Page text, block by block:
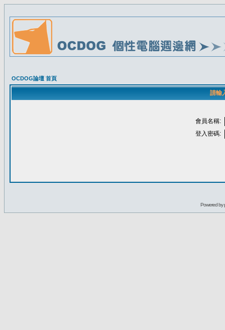
OCDOG論壇 首頁
請輸
會員名稱:
登入密碼:
Powered by